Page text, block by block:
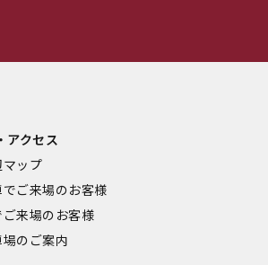
アクセス
マップ
でご来場のお客様
ご来場のお客様
のご案内